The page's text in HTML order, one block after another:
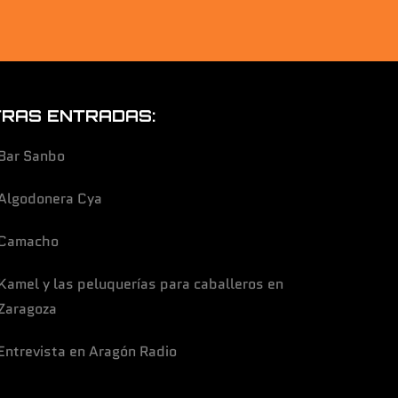
ENTRADAS:
Sanbo
Cya
y las peluquerías para caballeros en
en Aragón Radio